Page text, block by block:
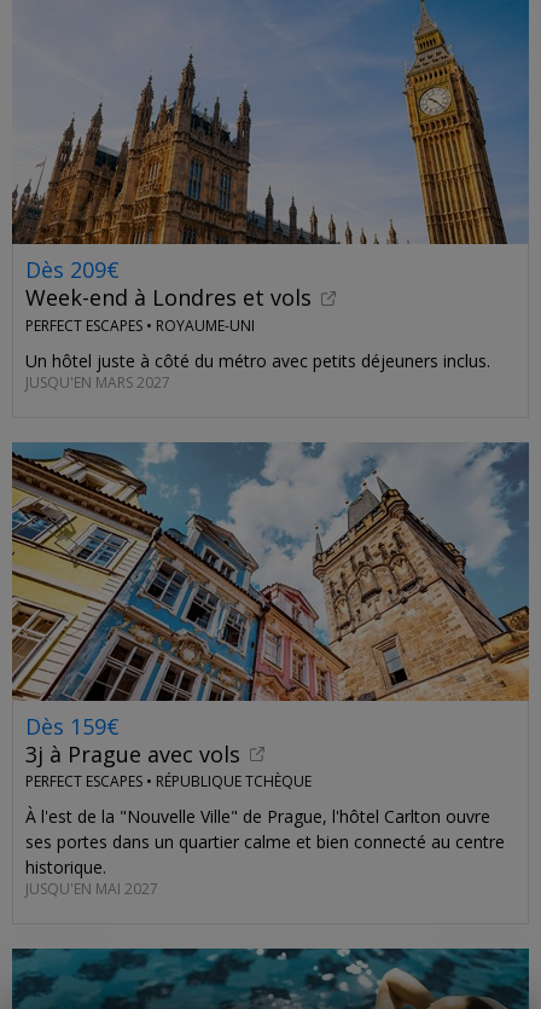
Dès 209€
Week-end à Londres et vols
PERFECT ESCAPES • ROYAUME-UNI
Un hôtel juste à côté du métro avec petits déjeuners inclus.
JUSQU'EN MARS 2027
Dès 159€
3j à Prague avec vols
PERFECT ESCAPES • RÉPUBLIQUE TCHÈQUE
À l'est de la "Nouvelle Ville" de Prague, l'hôtel Carlton ouvre
ses portes dans un quartier calme et bien connecté au centre
historique.
JUSQU'EN MAI 2027